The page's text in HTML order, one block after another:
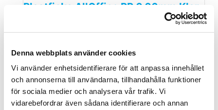
Denna webbplats använder cookies
Vi använder enhetsidentifierare för att anpassa innehållet
och annonserna till användarna, tillhandahålla funktioner
för sociala medier och analysera vår trafik. Vi
vidarebefordrar även sådana identifierare och annan
Plastficka AllOffice PP 0.06mm Klar
Gaffelpärmar
Gaffelpärm Premium FSC 60mm blå
A4